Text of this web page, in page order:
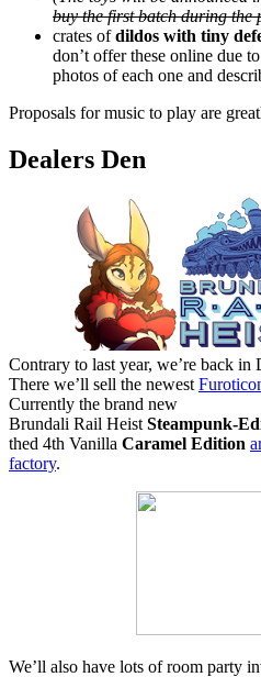
buy the first batch during the
crates ofdildos with tiny
don’t offer these online due
photos of each one and
Proposals for music to play are
Dealers Den
Contrary to last year, we’re back in
There we’ll sell the newest
Currently the brand new
Brundali Rail Heist Steampunk-
thed 4th Vanilla Caramel Edition
factory.
We’ll also have lots of room party